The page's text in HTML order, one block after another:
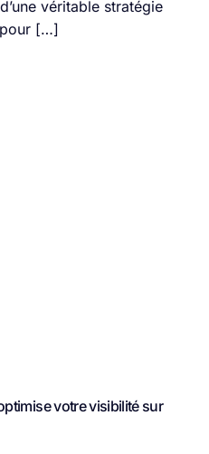
véritable stratégie
[…]
votre visibilité sur